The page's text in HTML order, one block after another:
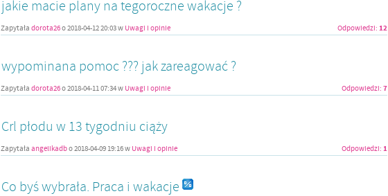
jakie macie plany na tegoroczne wakacje ?
Zapytała dorota26o2018-04-12 20:03w Uwagi i opinie Odpowiedzi: 12
wypominana pomoc ??? jak zareagować ?
Zapytała dorota26o2018-04-11 07:34w Uwagi i opinie Odpowiedzi: 7
Crl płodu w 13 tygodniu ciąży
Zapytała angelikadbo2018-04-09 19:16w Uwagi i opinie Odpowiedzi: 1
Co byś wybrała. Praca i wakacje